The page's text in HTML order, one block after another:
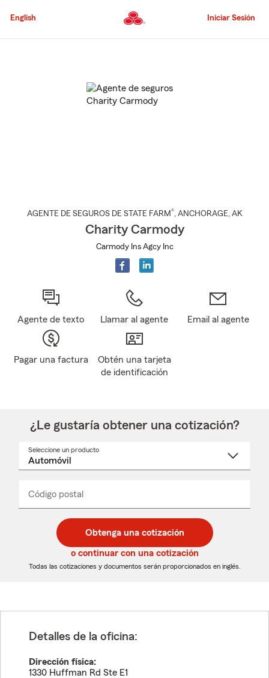
al
principal
English Iniciar Sesión
AGENTE DE SEGUROS DE STATE FARM®, ANCHORAGE, AK
Charity Carmody
Carmody Ins Agcy Inc
Agente de texto Llamar al agente Email al agente
Pagar una factura
Obtén una tarjeta
de identificación
¿Le gustaría obtener una cotización?
Seleccione un producto
desplegable
Código postal
de
5
dígitos
de
5
dígitos
_____
Obtenga una cotización
o continuar con una cotización
Todas las cotizaciones y documentos serán proporcionados en inglés.
Detalles de la oficina:
Dirección física:
1330 Huffman Rd Ste E1